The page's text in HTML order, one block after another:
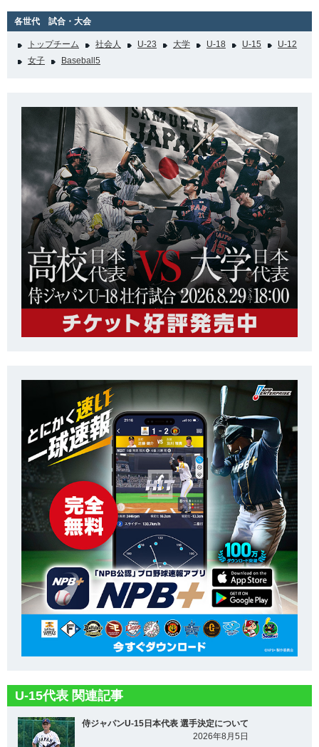
各世代 試合・大会
トップチーム 社会人 U-23 大学 U-18 U-15
U-12
女子
Baseball5
U-15代表 関連記事
侍ジャパンU-15日本代表 選手決定について
2026年8月5日